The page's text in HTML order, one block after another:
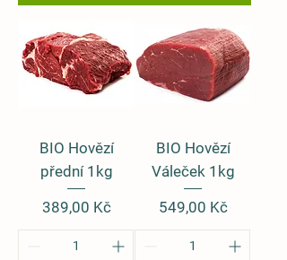
BIO Hovězí
přední 1kg
Cena
389,00 Kč
BIO Hovězí
Váleček 1kg
Cena
549,00 Kč